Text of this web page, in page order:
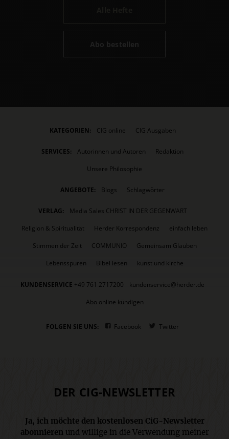
Abo bestellen
KATEGORIEN: CIG online CIG Ausgaben
SERVICES: Autorinnen und Autoren
Redaktion
Unsere Philosophie
ANGEBOTE: Blogs Schlagwörter
VERLAG:
Media Sales CHRIST IN DER GEGENWART
Religion & Spiritualität
Herder Korrespondenz
einfach leben
Stimmen der Zeit
COMMUNIO
Gemeinsam Glauben
Lebensspuren
Bibel lesen kunst und kirche
KUNDENSERVICE +49 761 2717200
kundenservice@herder.de
Abo online kündigen
FOLGEN SIE UNS: Facebook Twitter
DER CIG-NEWSLETTER
Ja, ich möchte den kostenlosen CiG-Newsletter
abonnieren und willige in die Verwendung meiner